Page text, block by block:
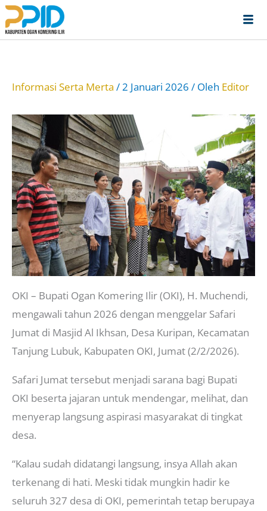
Lewati
ke
Informasi Serta Merta /2 Januari 2026 / Oleh Editor
OKI – Bupati Ogan Komering Ilir (OKI), H. Muchendi,
mengawali tahun 2026 dengan menggelar Safari
Jumat di Masjid Al Ikhsan, Desa Kuripan, Kecamatan
Tanjung Lubuk, Kabupaten OKI, Jumat (2/2/2026).
Safari Jumat tersebut menjadi sarana bagi Bupati
OKI beserta jajaran untuk mendengar, melihat, dan
menyerap langsung aspirasi masyarakat di tingkat
desa.
“Kalau sudah didatangi langsung, insya Allah akan
terkenang di hati. Meski tidak mungkin hadir ke
seluruh 327 desa di OKI, pemerintah tetap berupaya